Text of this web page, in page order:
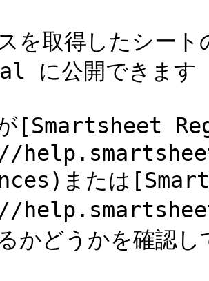
を取得したシー
に公開できます
が[Smartsheet
または
かどうかを確認し